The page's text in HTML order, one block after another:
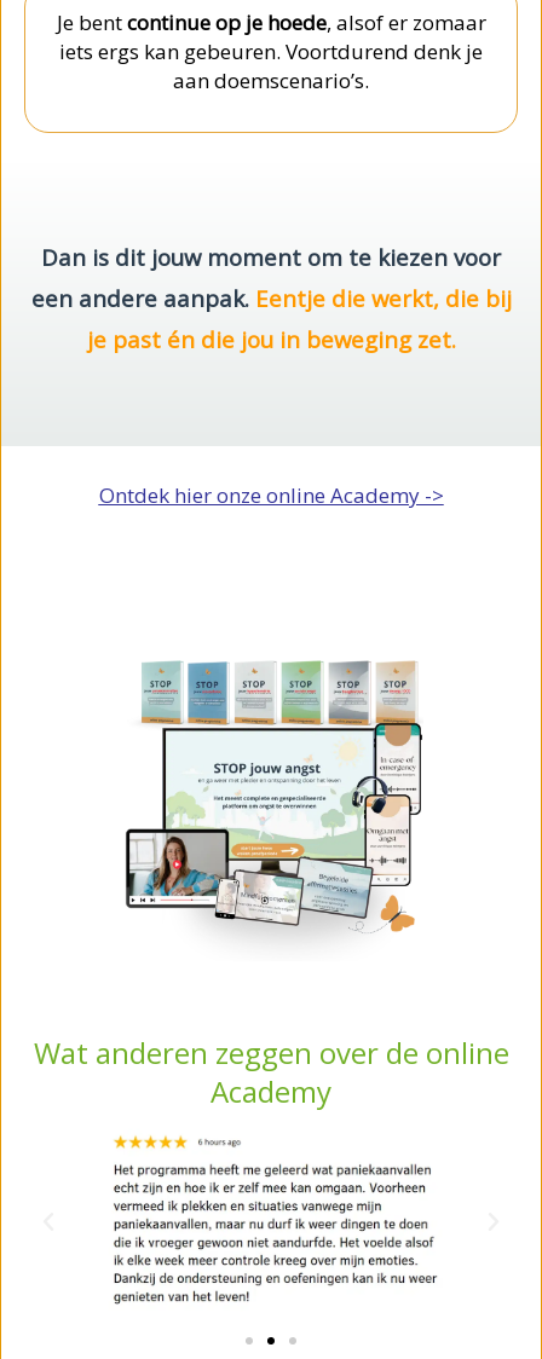
Je bentcontinue op je hoede, alsof er zomaar
iets ergs kan gebeuren. Voortdurend denk je
aan doemscenario’s.
Dan is dit jouw moment om te kiezen voor
een andere aanpak. Eentje die werkt, die bij
je past én die jou in beweging zet.
Ontdek hier onze online Academy ->
Wat anderen zeggen over de online
Academy